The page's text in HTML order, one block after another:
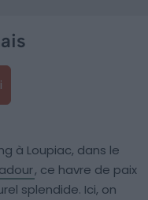
à Loupiac, dans le
, ce havre de paix
splendide. Ici, on